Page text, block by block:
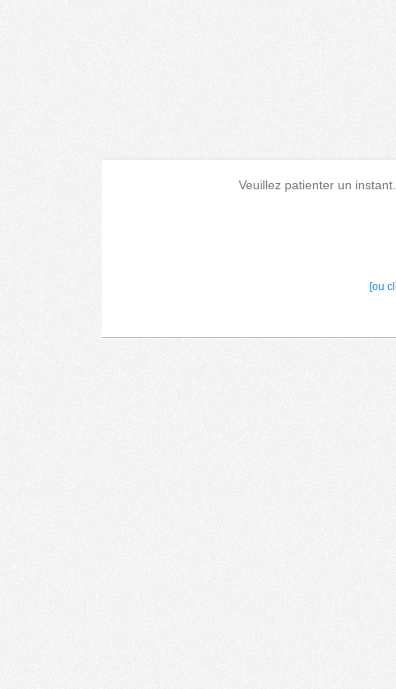
Veuillez patienter un
[ou